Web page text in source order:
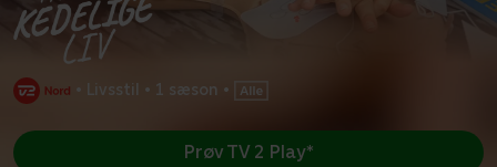
• Livsstil • 1 sæson •
Prøv TV 2 Play*